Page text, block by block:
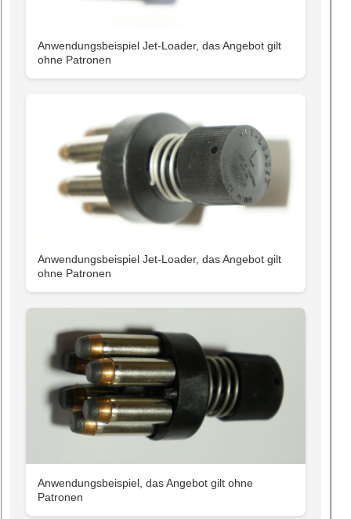
Anwendungsbeispiel Jet-Loader, das Angebot gilt
ohne Patronen
Anwendungsbeispiel Jet-Loader, das Angebot gilt
ohne Patronen
Anwendungsbeispiel, das Angebot gilt ohne
Patronen